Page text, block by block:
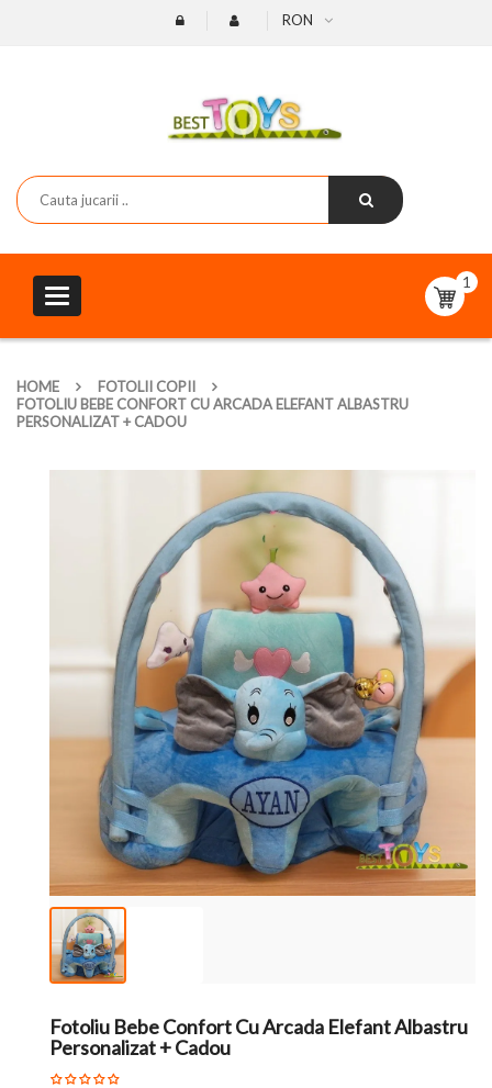
RON
Toggle
navigation
1
HOME
FOTOLII COPII
FOTOLIU BEBE CONFORT CU ARCADA ELEFANT ALBASTRU
PERSONALIZAT + CADOU
Fotoliu Bebe Confort Cu Arcada Elefant Albastru
Personalizat + Cadou